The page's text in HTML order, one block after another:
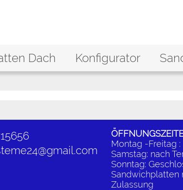
Dach Konfigurator
Montag -Freitag
Samstag: nach
Sonntag:
Sandwichplatten
Zulassung